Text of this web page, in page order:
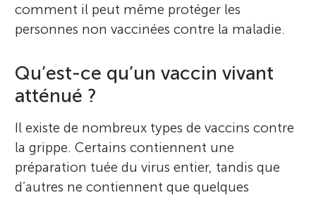
comment il peut même protéger les
personnes non vaccinées contre la maladie.
Qu’est-ce qu’un vaccin vivant
atténué ?
Il existe de nombreux types de vaccins contre
la grippe. Certains contiennent une
préparation tuée du virus entier, tandis que
d’autres ne contiennent que quelques